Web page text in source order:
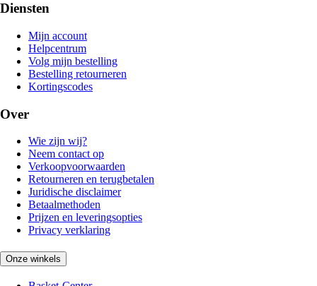
Diensten
Mijn account
Helpcentrum
Volg mijn bestelling
Bestelling retourneren
Kortingscodes
Over
Wie zijn wij?
Neem contact op
Verkoopvoorwaarden
Retourneren en terugbetalen
Juridische disclaimer
Betaalmethoden
Prijzen en leveringsopties
Privacy verklaring
Onze winkels